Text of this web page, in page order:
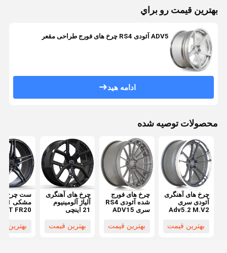
بهترين قيمت رو براي
ADV5 آئودی RS4 چرخ های فورج طراحی مقعر
ادامه هید
محصولات توصیه شده
چرخ های آهنگری
آئودی سری
Adv5.2 M.V2
بهترین قیمت
چرخ های فورج
شده آئودی RS4
سری ADV15
بهترین قیمت
چرخ های آهنگری
آلیاژ آلومینیوم
21 اینچی
آئودی Q7
بهترین قیمت
ست چرخ
FR20
آئودی A6
بهترین